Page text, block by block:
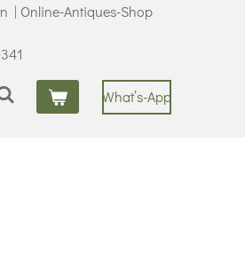
| Online-Antiques-Shop
What’s-App